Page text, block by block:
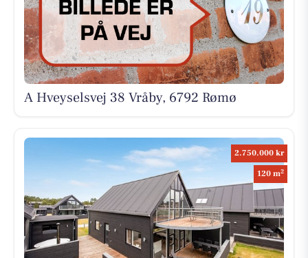
A Hveyselsvej 38 Vråby, 6792 Rømø
2.750.000 kr
120 m2